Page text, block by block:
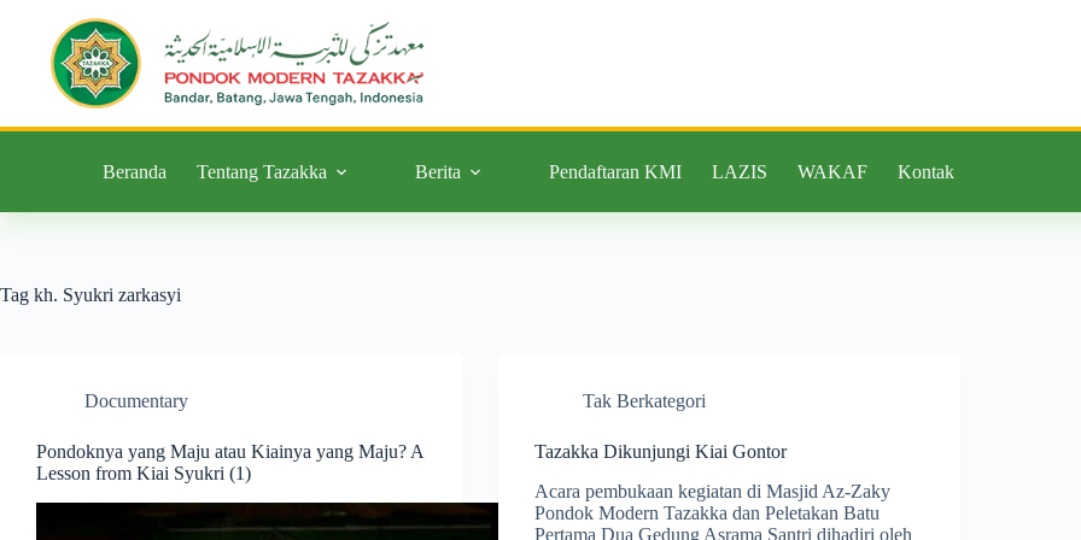
Beranda Tentang Tazakka Berita Pendaftaran KMI LAZIS WAKAF Kontak
Tag kh. Syukri zarkasyi
Documentary
Pondoknya yang Maju atau Kiainya yang Maju? A
Lesson from Kiai Syukri (1)
Tak Berkategori
Tazakka Dikunjungi Kiai Gontor
Acara pembukaan kegiatan di Masjid Az-Zaky
Pondok Modern Tazakka dan Peletakan Batu
Pertama Dua Gedung Asrama Santri dihadiri oleh